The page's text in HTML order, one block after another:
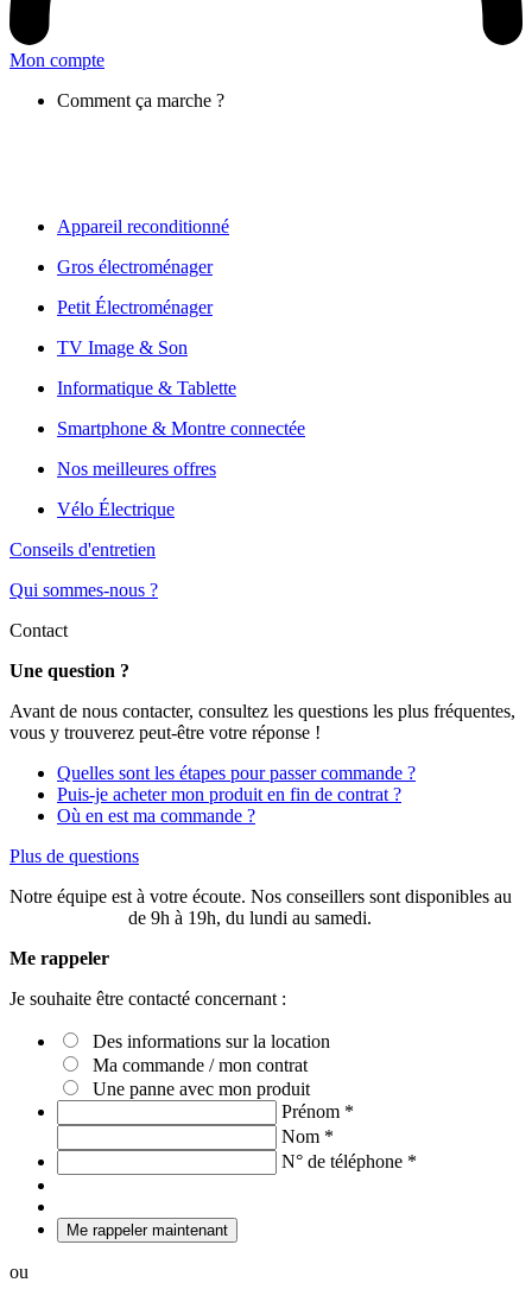
Mon compte
Comment ça marche ?
Appareil reconditionné
Gros électroménager
Petit Électroménager
TV Image & Son
Informatique & Tablette
Smartphone & Montre connectée
Nos meilleures offres
Vélo Électrique
Conseils d'entretien
Qui sommes-nous ?
Contact
Une question ?
Avant de nous contacter, consultez les questions les plus fréquentes,
vous y trouverez peut-être votre réponse !
Quelles sont les étapes pour passer commande ?
Puis-je acheter mon produit en fin de contrat ?
Où en est ma commande ?
Plus de questions
Notre équipe est à votre écoute. Nos conseillers sont disponibles au
de 9h à 19h, du lundi au samedi.
Me rappeler
Je souhaite être contacté concernant :
Des informations sur la location
Ma commande / mon contrat
Une panne avec mon produit
Prénom *
Nom *
N° de téléphone *
Me rappeler maintenant
ou